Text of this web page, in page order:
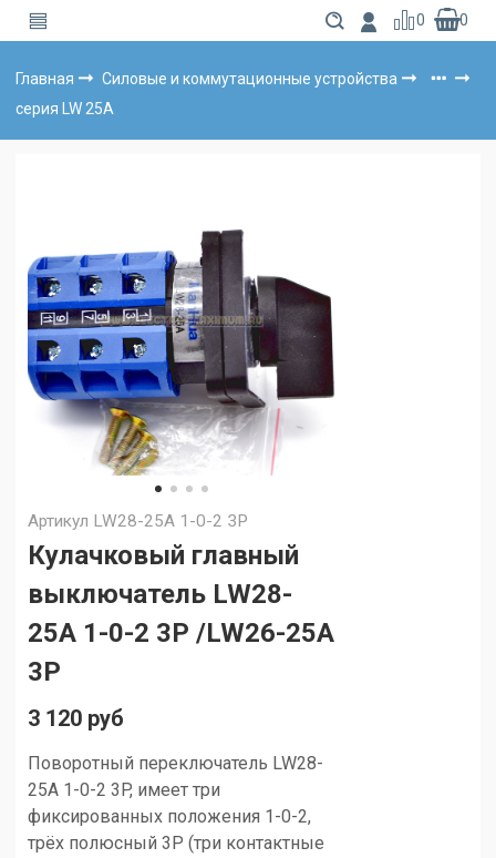
0 0
Главная
Силовые и коммутационные устройства
серия LW 25А
Артикул LW28-25A 1-0-2 3P
Кулачковый главный
выключатель LW28-
25A 1-0-2 3P /LW26-25A
3P
3 120 руб
Поворотный переключатель LW28-
25A 1-0-2 3P, имеет три
фиксированных положения 1-0-2,
трёх полюсный 3P (три контактные